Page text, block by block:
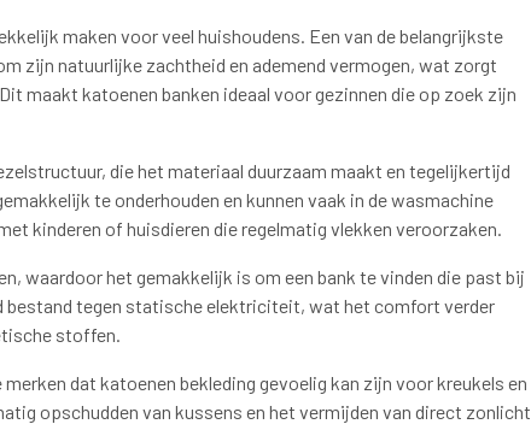
maken voor veel huishoudens. Een van de belangrijkste
zijn natuurlijke zachtheid en ademend vermogen, wat zorgt
maakt katoenen banken ideaal voor gezinnen die op zoek zijn
die het materiaal duurzaam maakt en tegelijkertijd
te onderhouden en kunnen vaak in de wasmachine
kinderen of huisdieren die regelmatig vlekken veroorzaken.
waardoor het gemakkelijk is om een bank te vinden die past bij
bestand tegen statische elektriciteit, wat het comfort verder
stoffen.
dat katoenen bekleding gevoelig kan zijn voor kreukels en
opschudden van kussens en het vermijden van direct zonlicht